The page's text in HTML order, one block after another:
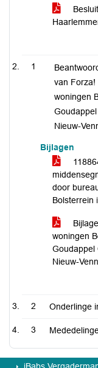
1
van Forza!
woningen
Nieuw-
Bijlagen
door
Bolsterrein
woningen
Goudappel
Nieuw-
2 Onderlinge
3